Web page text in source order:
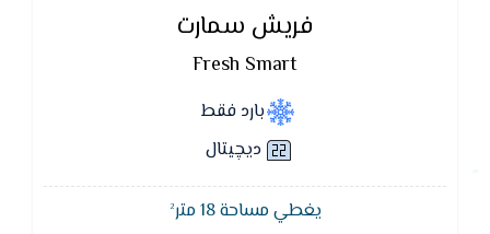
فريش سمارت
Fresh Smart
بارد فقط
ديچيتال
يغطي مساحة 18 متر²